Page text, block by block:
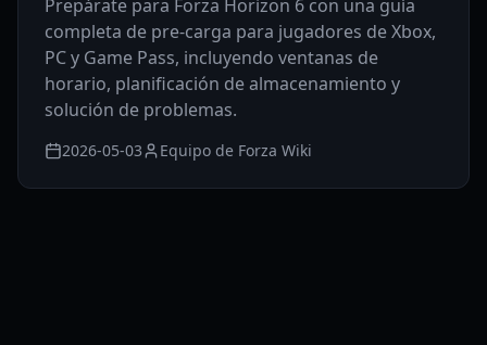
Prepárate para Forza Horizon 6 con una guía
completa de pre-carga para jugadores de Xbox,
PC y Game Pass, incluyendo ventanas de
horario, planificación de almacenamiento y
solución de problemas.
2026-05-03 Equipo de Forza Wiki